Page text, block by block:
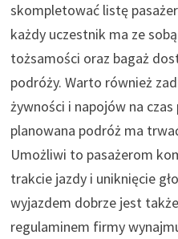
skompletować listę
każdy uczestnik ma ze
tożsamości oraz bagaż
podróży. Warto również
żywności i napojów na
planowana podróż ma
Umożliwi to pasażerom
trakcie jazdy i uniknięcie
wyjazdem dobrze jest
regulaminem firmy